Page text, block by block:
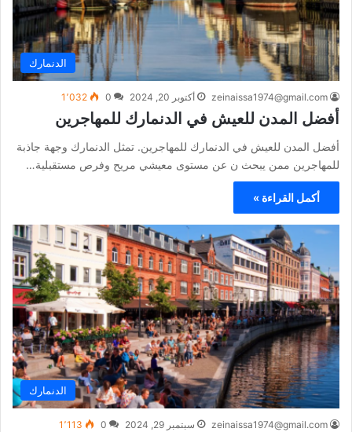
الدنمارك
zeinaissa1974@gmail.com أكتوبر 20, 2024 0 1٬032
أفضل المدن للعيش في الدنمارك للمهاجرين
أفضل المدن للعيش في الدنمارك للمهاجرين. تمثل الدنمارك وجهة جاذبة
للمهاجرين ممن يبحث ن عن مستوى معيشي مريح وفرص مستقبلية…
أكمل القراءة »
الدنمارك
zeinaissa1974@gmail.com سبتمبر 29, 2024 0 1٬113